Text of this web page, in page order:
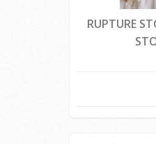
RUPTURE